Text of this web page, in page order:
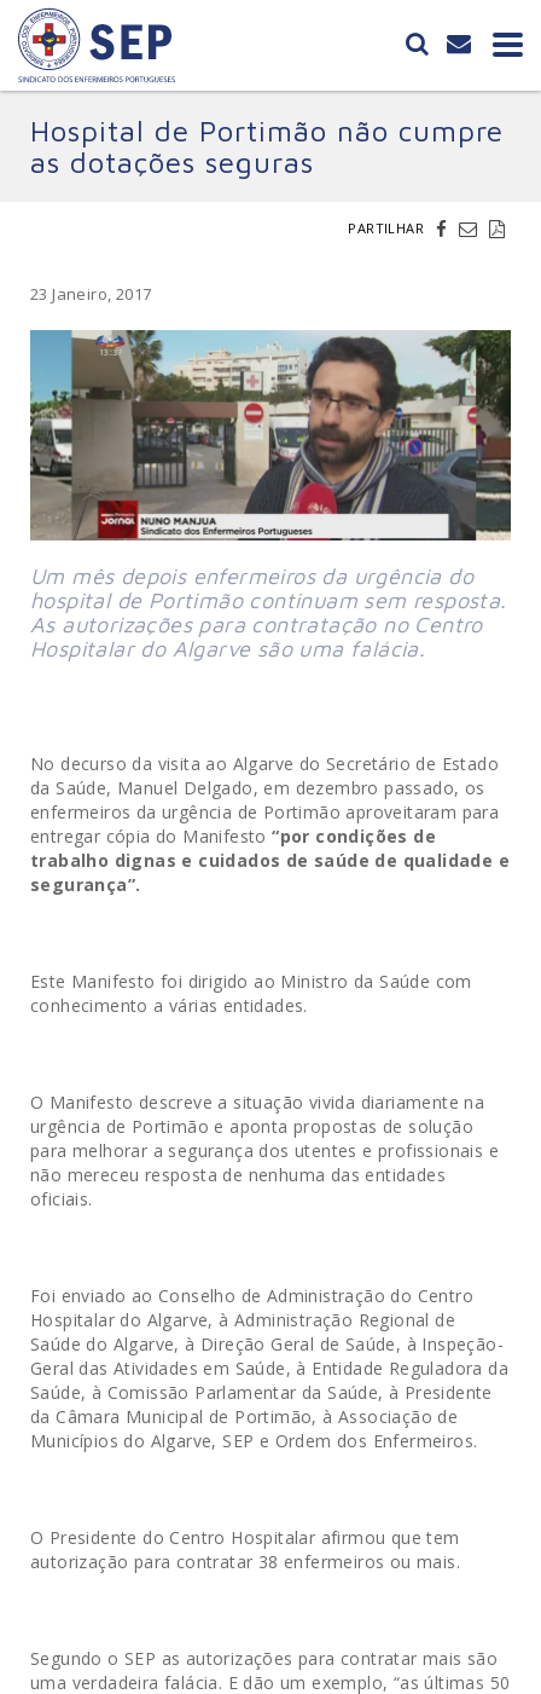
Hospital de Portimão não cumpre
as dotações seguras
PARTILHAR
23 Janeiro, 2017
Um mês depois enfermeiros da urgência do
hospital de Portimão continuam sem resposta.
As autorizações para contratação no Centro
Hospitalar do Algarve são uma falácia.
No decurso da visita ao Algarve do Secretário de Estado
da Saúde, Manuel Delgado, em dezembro passado, os
enfermeiros da urgência de Portimão aproveitaram para
entregar cópia do Manifesto“por condições de
trabalho dignas e cuidados de saúde de qualidade e
segurança”.
Este Manifesto foi dirigido ao Ministro da Saúde com
conhecimento a várias entidades.
O Manifesto descreve a situação vivida diariamente na
urgência de Portimão e aponta propostas de solução
para melhorar a segurança dos utentes e profissionais e
não mereceu resposta de nenhuma das entidades
oficiais.
Foi enviado ao Conselho de Administração do Centro
Hospitalar do Algarve, à Administração Regional de
Saúde do Algarve, à Direção Geral de Saúde, à Inspeção-
Geral das Atividades em Saúde, à Entidade Reguladora da
Saúde, à Comissão Parlamentar da Saúde, à Presidente
da Câmara Municipal de Portimão, à Associação de
Municípios do Algarve, SEP e Ordem dos Enfermeiros.
O Presidente do Centro Hospitalar afirmou que tem
autorização para contratar 38 enfermeiros ou mais.
Segundo o SEP as autorizações para contratar mais são
uma verdadeira falácia. E dão um exemplo, “as últimas 50